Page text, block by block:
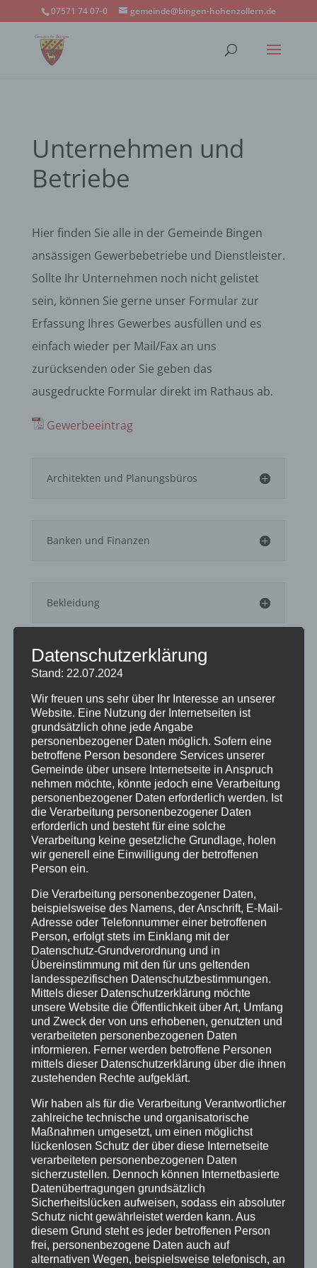
07571 74 07-0 gemeinde@bingen-hohenzollern.de
Unternehmen und
Betriebe
Hier finden Sie alle in der Gemeinde Bingen
ansässigen Gewerbebetriebe und Dienstleister.
Sollte Ihr Unternehmen noch nicht gelistet
sein, können Sie gerne unser Formular zur
Erfassung Ihres Gewerbes ausfüllen und es
einfach wieder per Mail/Fax an uns
zurücksenden oder Sie geben das
ausgedruckte Formular direkt im Rathaus ab.
Gewerbeeintrag
Architekten und Planungsbüros
Banken und Finanzen
Bekleidung
Elektrobetriebe
Flaschner und Installateure
Friseure und Kosmetikstudios
Gesundheit und Wellness
Heizungsbau, Heizungstechnik,
Schornsteinfeger,
Schornsteinsanierungen
Kfz.- Werkstätten und Landmaschinen
Lebensmittel und Getränke
Maler und Raumausstatter
Sonstiges
Sport und Freizeit
Datenschutzerklärung
Stand: 22.07.2024
Wir freuen uns sehr über Ihr Interesse an unserer
Website. Eine Nutzung der Internetseiten ist
grundsätzlich ohne jede Angabe
personenbezogener Daten möglich. Sofern eine
betroffene Person besondere Services unserer
Gemeinde über unsere Internetseite in Anspruch
nehmen möchte, könnte jedoch eine Verarbeitung
personenbezogener Daten erforderlich werden. Ist
die Verarbeitung personenbezogener Daten
erforderlich und besteht für eine solche
Verarbeitung keine gesetzliche Grundlage, holen
wir generell eine Einwilligung der betroffenen
Person ein.
Die Verarbeitung personenbezogener Daten,
beispielsweise des Namens, der Anschrift, E-Mail-
Adresse oder Telefonnummer einer betroffenen
Person, erfolgt stets im Einklang mit der
Datenschutz-Grundverordnung und in
Übereinstimmung mit den für uns geltenden
landesspezifischen Datenschutzbestimmungen.
Mittels dieser Datenschutzerklärung möchte
unsere Website die Öffentlichkeit über Art, Umfang
und Zweck der von uns erhobenen, genutzten und
verarbeiteten personenbezogenen Daten
informieren. Ferner werden betroffene Personen
mittels dieser Datenschutzerklärung über die ihnen
zustehenden Rechte aufgeklärt.
Wir haben als für die Verarbeitung Verantwortlicher
zahlreiche technische und organisatorische
Maßnahmen umgesetzt, um einen möglichst
lückenlosen Schutz der über diese Internetseite
verarbeiteten personenbezogenen Daten
sicherzustellen. Dennoch können Internetbasierte
Datenübertragungen grundsätzlich
Sicherheitslücken aufweisen, sodass ein absoluter
Schutz nicht gewährleistet werden kann. Aus
diesem Grund steht es jeder betroffenen Person
frei, personenbezogene Daten auch auf
alternativen Wegen, beispielsweise telefonisch, an